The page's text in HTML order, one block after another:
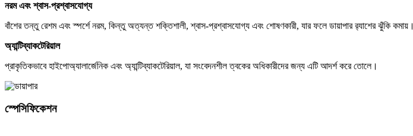
নরম এবং শ্বাস-প্রশ্বাসযোগ্য
বাঁশের তন্তু রেশম এবং স্পর্শে নরম, কিন্তু অত্যন্ত শক্তিশালী, শ্বাস-প্রশ্বাসযোগ্য এবং শোষণকারী, যার ফলে ডায়াপার র‍্যাশের ঝুঁকি কমায়।
অ্যান্টিব্যাকটেরিয়াল
প্রাকৃতিকভাবে হাইপোঅ্যালার্জেনিক এবং অ্যান্টিব্যাকটেরিয়াল, যা সংবেদনশীল ত্বকের অধিকারীদের জন্য এটি আদর্শ করে তোলে।
স্পেসিফিকেশন